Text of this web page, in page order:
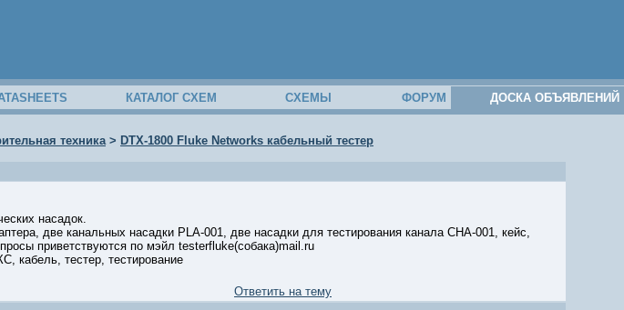
КАТАЛОГ СХЕМ СХЕМЫ ФОРУМ ДОСКА ОБЪЯВЛЕНИЙ
техника> DTX-1800 Fluke Networks кабельный тестер
насадок.
две канальных насадки PLA-001, две насадки для тестирования канала CHA-001, кейс,
приветствуются по мэйл testerfluke(собака)mail.ru
кабель, тестер, тестирование
Ответить на тему